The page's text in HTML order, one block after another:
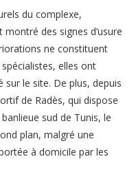
du complexe,
des signes d’usure
ne constituent
elles ont
sur le site. De plus, depuis
de Radès, qui dispose
sud de Tunis, le
plan, malgré une
à domicile par les